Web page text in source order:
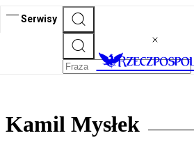
Serwisy
Kamil Mysłek